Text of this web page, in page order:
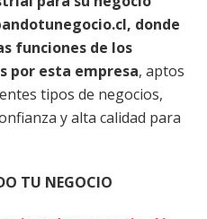
donde
funciones de los
por esta empresa, aptos
tipos de negocios,
y alta calidad para
TU NEGOCIO